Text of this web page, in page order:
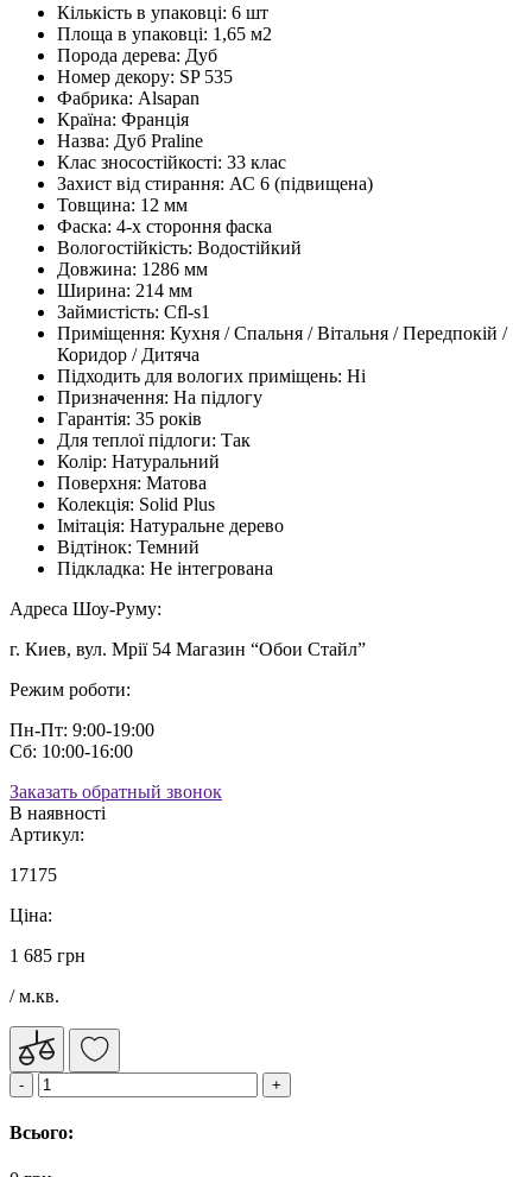
Кількість в упаковці: 6 шт
Площа в упаковці: 1,65 м2
Порода дерева: Дуб
Номер декору: SP 535
Фабрика: Alsapan
Країна: Франція
Назва: Дуб Praline
Клас зносостійкості: 33 клас
Захист від стирання: АС 6 (підвищена)
Товщина: 12 мм
Фаска: 4-х стороння фаска
Вологостійкість: Водостійкий
Довжина: 1286 мм
Ширина: 214 мм
Займистість: Cfl-s1
Приміщення: Кухня / Спальня / Вітальня / Передпокій /
Коридор / Дитяча
Підходить для вологих приміщень: Ні
Призначення: На підлогу
Гарантія: 35 років
Для теплої підлоги: Так
Колір: Натуральний
Поверхня: Матова
Колекція: Solid Plus
Імітація: Натуральне дерево
Відтінок: Темний
Підкладка: Не інтегрована
Адреса Шоу-Руму:
г. Киев, вул. Мрії 54 Магазин “Обои Стайл”
Режим роботи:
Пн-Пт: 9:00-19:00
Сб: 10:00-16:00
Заказать обратный звонок
В наявності
Артикул:
17175
Ціна:
1 685 грн
/ м.кв.
Всього: